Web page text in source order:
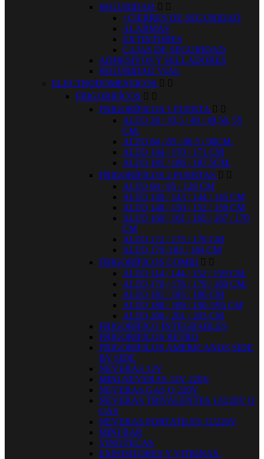
SEGURIDAD  
+CIERRES DE SEGURIDAD
ALARMAS
EXTINTORES
CAJAS DE SEGURIDAD
ADHESIVOS Y SELLADORES
SEGURIDAD VIAL
ELECTRODOMESTICOS  
FRIGORIFÍCOS  
FRIGORÍFICOS 1 PUERTA  
ALTO 28 / 33,5 / 40 / 49,50, 55
CM.
ALTO 84 / 85 / 86,5 / 90CM.
ALTO 144 / 170 / 171 CM
ALTO 185 / 186 / 187,5CM.
FRIGORÍFICOS 2 PUERTAS  
ALTO 84 / 85 / 129 CM
ALTO 140 / 143 / 144 / 145 CM
ALTO 148 / 150 / 152 / 159 CM
ALTO 160 / 161 / 165 / 167 / 170
CM
ALTO 172 / 175 / 176 CM
ALTO 179 /183 / 184 CM
FRIGORÍFICOS COMBI  
ALTO 114 / 144 / 152 / 159 CM.
ALTO 170 / 176 / 179 / 180 CM.
ALTO 181 / 185 / 186 CM
ALTO 188 / 189 / 190 /195 CM
ALTO 200 / 201 / 203 CM
FRIGORÍFICO INTEGRABLES
FRIGORIFICOS RETRO
FRIGORIFICOS AMERICANOS SIDE
BY SIDE
NEVERAS 12V
MINI NEVERAS 12V 220V
NEVERAS GAS O 220V
NEVERAS TRIVALENTES 12/220V O
GAS
NEVERAS PORTATILES 12/220V
MINI BAR
VINOTECAS
EXPOSITORES Y VITRINAS.